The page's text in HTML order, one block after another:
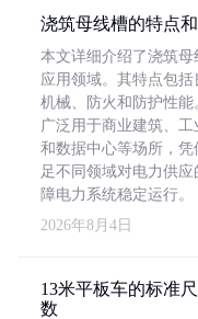
浇筑母线槽的特点
本文详细介绍了浇筑母
应用领域。其特点包括
机械、防火和防护性能
广泛用于商业建筑、
和数据中心等场所，
足不同领域对电力供应
障电力系统稳定运行。
2026年8月4日
13米平板车的标准
数